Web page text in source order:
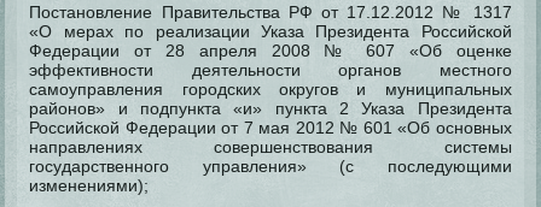
Постановление Правительства РФ от 17.12.2012 № 1317
«О мерах по реализации Указа Президента Российской
Федерации от 28 апреля 2008 № 607 «Об оценке
эффективности деятельности органов местного
самоуправления городских округов и муниципальных
районов» и подпункта «и» пункта 2 Указа Президента
Российской Федерации от 7 мая 2012 № 601 «Об основных
направлениях совершенствования системы
государственного управления» (с последующими
изменениями);